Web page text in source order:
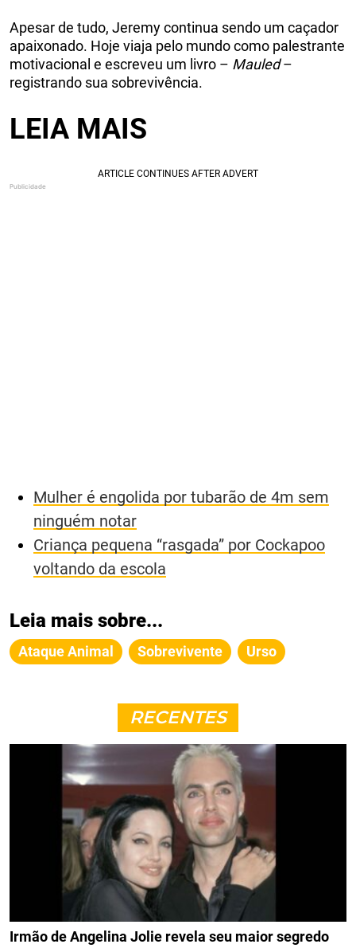
Apesar de tudo, Jeremy continua sendo um caçador
apaixonado. Hoje viaja pelo mundo como palestrante
motivacional e escreveu um livro – Mauled–
registrando sua sobrevivência.
LEIA MAIS
Mulher é engolida por tubarão de 4m sem
ninguém notar
Criança pequena “rasgada” por Cockapoo
voltando da escola
Leia mais sobre...
Ataque Animal Sobrevivente Urso
RECENTES
Irmão de Angelina Jolie revela seu maior segredo